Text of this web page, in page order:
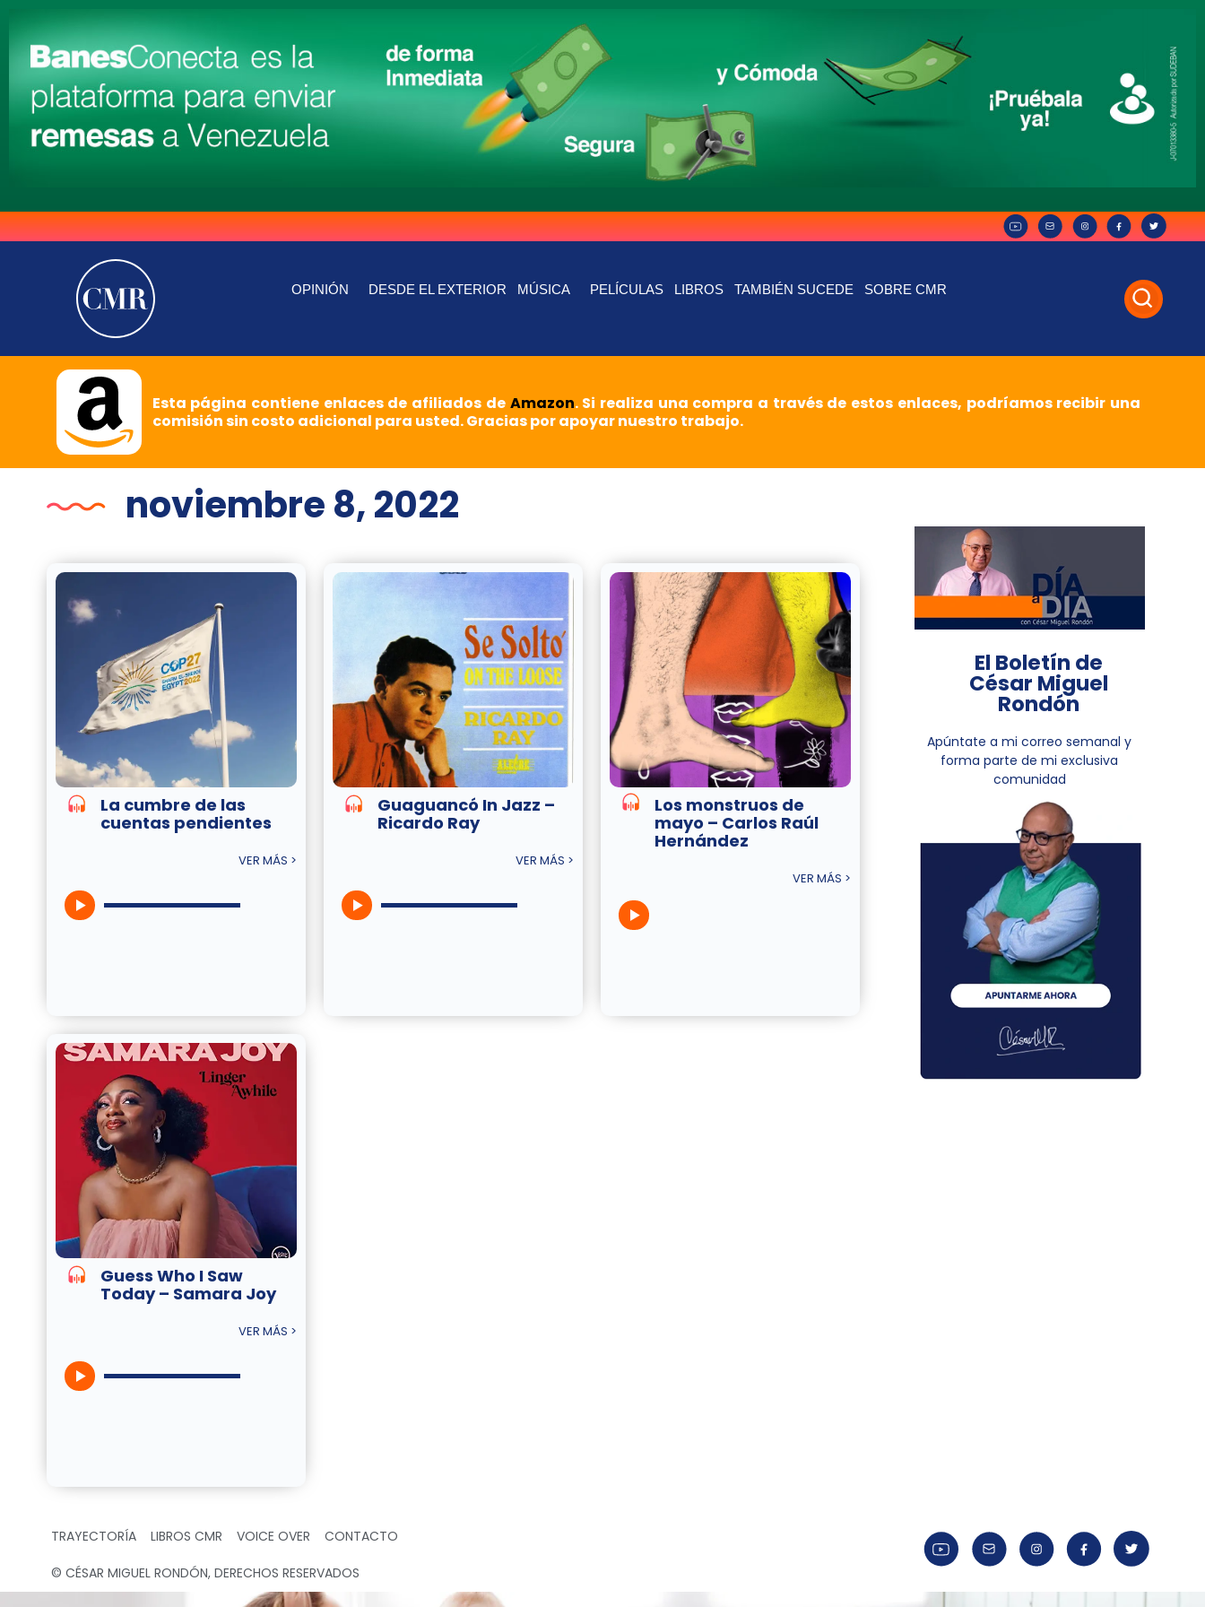
OPINIÓN DESDE EL EXTERIOR MÚSICA PELÍCULAS LIBROS TAMBIÉN SUCEDE SOBRE CMR
Esta página contiene enlaces de afiliados de Amazon. Si realiza una compra a través de estos enlaces, podríamos recibir una
comisión sin costo adicional para usted. Gracias por apoyar nuestro trabajo.
noviembre 8, 2022
La cumbre de las
cuentas pendientes
VER MÁS >
Guaguancó In Jazz –
Ricardo Ray
VER MÁS >
Los monstruos de
mayo – Carlos Raúl
Hernández
VER MÁS >
Guess Who I Saw
Today – Samara Joy
VER MÁS >
El Boletín de
César Miguel
Rondón
Apúntate a mi correo semanal y
forma parte de mi exclusiva
comunidad
TRAYECTORÍA LIBROS CMR VOICE OVER CONTACTO
© CÉSAR MIGUEL RONDÓN, DERECHOS RESERVADOS